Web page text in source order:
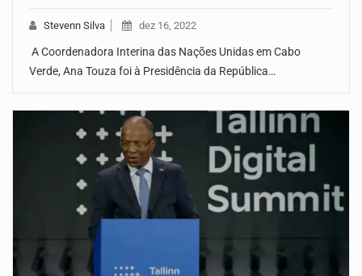
Stevenn Silva dez 16, 2022
A Coordenadora Interina das Nações Unidas em Cabo
Verde, Ana Touza foi à Presidência da República…